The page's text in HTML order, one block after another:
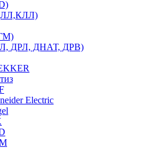
ДРЛ, ДНАТ, ДРВ)
Electric